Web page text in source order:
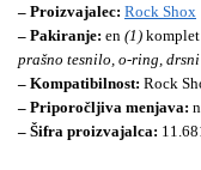
– Proizvajalec: Rock Shox
– Pakiranje: en (1) komplet
prašno tesnilo, o-ring,
– Kompatibilnost: Rock
– Priporočljiva menjava:
– Šifra proizvajalca: